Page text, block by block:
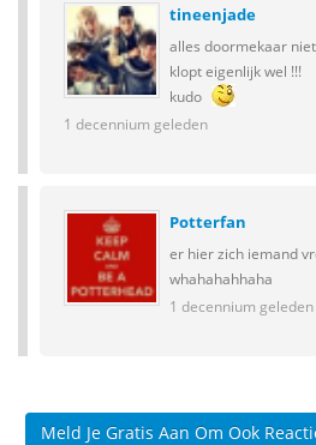
tineenjade
alles doormekaar
klopt eigenlijk wel !!!
kudo
1 decennium geleden
Potterfan
er hier zich iemand
whahahahhaha
1 decennium geleden
Meld Je Gratis Aan Om Ook